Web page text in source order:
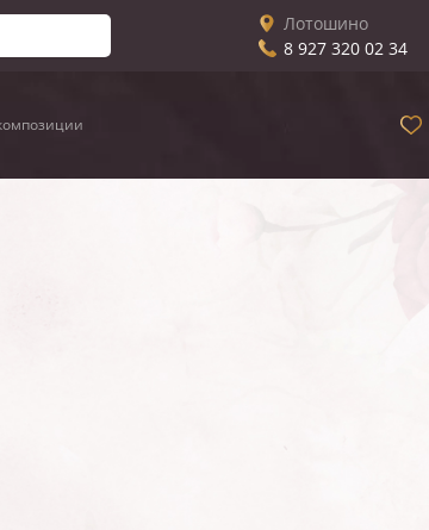
Лотошино
8 927 320 02 34